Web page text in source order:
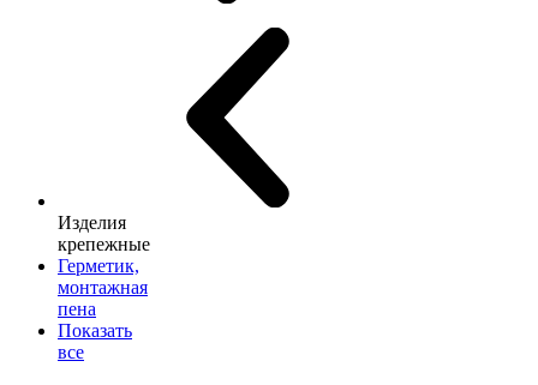
Изделия
крепежные
Герметик,
монтажная
пена
Показать
все